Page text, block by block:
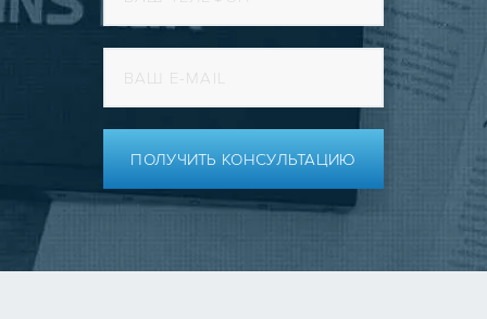
ПОЛУЧИТЬ КОНСУЛЬТАЦИЮ